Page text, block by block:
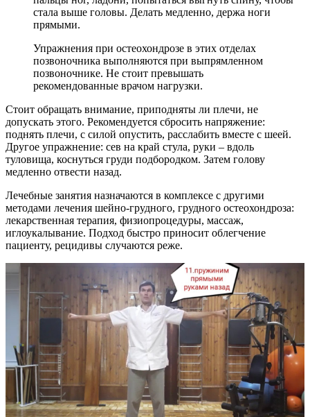
стала выше головы. Делать медленно, держа ноги
прямыми.
Упражнения при остеохондрозе в этих отделах
позвоночника выполняются при выпрямленном
позвоночнике. Не стоит превышать
рекомендованные врачом нагрузки.
Стоит обращать внимание, приподняты ли плечи, не
допускать этого. Рекомендуется сбросить напряжение:
поднять плечи, с силой опустить, расслабить вместе с шеей.
Другое упражнение: сев на край стула, руки – вдоль
туловища, коснуться груди подбородком. Затем голову
медленно отвести назад.
Лечебные занятия назначаются в комплексе с другими
методами лечения шейно-грудного, грудного остеохондроза:
лекарственная терапия, физиопроцедуры, массаж,
иглоукалывание. Подход быстро приносит облегчение
пациенту, рецидивы случаются реже.